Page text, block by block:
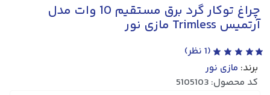
چراغ توکار گرد برق مستقیم 10 وات مدل
آرتمیس Trimless مازی نور
(
1 نظر)
برند: مازی نور
کد محصول: 5105103